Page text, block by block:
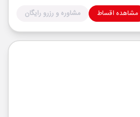
مشاهده اقساط مشاوره و رزرو رایگان